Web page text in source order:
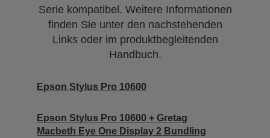
Serie kompatibel. Weitere Informationen
finden Sie unter den nachstehenden
Links oder im produktbegleitenden
Handbuch.
Epson Stylus Pro 10600
Epson Stylus Pro 10600 + Gretag
Macbeth Eye One Display 2 Bundling